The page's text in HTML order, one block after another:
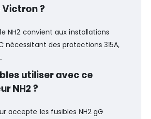
?
NH2 convient aux installations
nécessitant des protections 315A,
utiliser avec ce
NH2 ?
accepte les fusibles NH2 gG